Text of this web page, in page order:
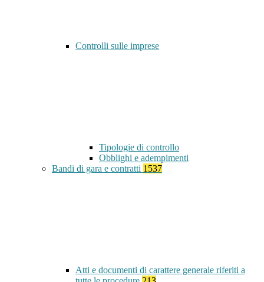
Controlli sulle imprese
Tipologie di controllo
Obblighi e adempimenti
Bandi di gara e contratti 1537
Atti e documenti di carattere generale riferiti a